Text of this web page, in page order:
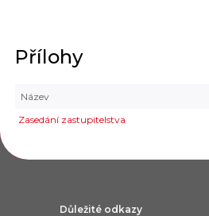
Přílohy
Název
Zasedání zastupitelstva
Důležité odkazy